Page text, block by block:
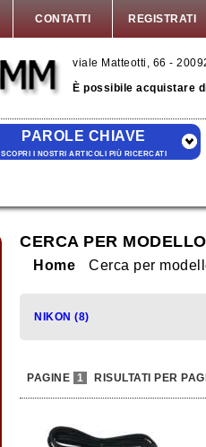
CONTATTI REGISTRATI
viale Matteotti, 66 -
È possibile acquistare
PAROLE CHIAVE
SCOPRI I NOSTRI ARTICOLI PIÙ RICERCATI
CERCA PER
Home Cerca per
NIKON (8)
PAGINE 1 RISULTATI PER